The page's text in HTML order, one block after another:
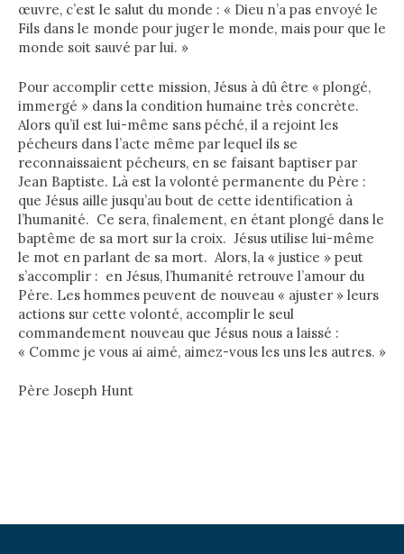
œuvre, c’est le salut du monde : « Dieu n’a pas envoyé le
Fils dans le monde pour juger le monde, mais pour que le
monde soit sauvé par lui. »
Pour accomplir cette mission, Jésus à dû être « plongé,
immergé » dans la condition humaine très concrète.
Alors qu’il est lui-même sans péché, il a rejoint les
pécheurs dans l’acte même par lequel ils se
reconnaissaient pécheurs, en se faisant baptiser par
Jean Baptiste. Là est la volonté permanente du Père :
que Jésus aille jusqu’au bout de cette identification à
l’humanité. Ce sera, finalement, en étant plongé dans le
baptême de sa mort sur la croix. Jésus utilise lui-même
le mot en parlant de sa mort. Alors, la « justice » peut
s’accomplir : en Jésus, l’humanité retrouve l’amour du
Père. Les hommes peuvent de nouveau « ajuster » leurs
actions sur cette volonté, accomplir le seul
commandement nouveau que Jésus nous a laissé :
« Comme je vous ai aimé, aimez-vous les uns les autres. »
Père Joseph Hunt